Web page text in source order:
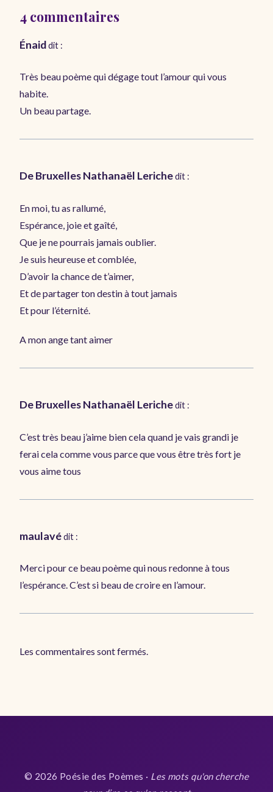
4 commentaires
Énaiddit :
Très beau poème qui dégage tout l’amour qui vous
habite.
Un beau partage.
De Bruxelles Nathanaël Lerichedit :
En moi, tu as rallumé,
Espérance, joie et gaîté,
Que je ne pourrais jamais oublier.
Je suis heureuse et comblée,
D’avoir la chance de t’aimer,
Et de partager ton destin à tout jamais
Et pour l’éternité.
A mon ange tant aimer
De Bruxelles Nathanaël Lerichedit :
C’est très beau j’aime bien cela quand je vais grandi je
ferai cela comme vous parce que vous être très fort je
vous aime tous
maulavédit :
Merci pour ce beau poème qui nous redonne à tous
l’espérance. C’est si beau de croire en l’amour.
Les commentaires sont fermés.
© 2026 Poésie des Poèmes · Les mots qu'on cherche